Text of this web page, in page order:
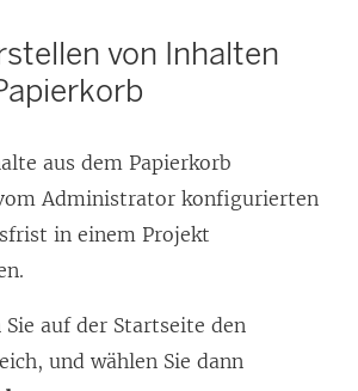
von Inhalten
aus dem Papierkorb
Administrator konfigurierten
in einem Projekt
auf der Startseite den
und wählen Sie dann